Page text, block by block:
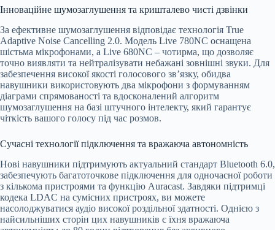
Інноваційне шумозаглушення та кришталево чисті дзвінки
За ефективне шумозаглушення відповідає технологія True
Adaptive Noise Cancelling 2.0. Модель Live 780NC оснащена
шістьма мікрофонами, а Live 680NC – чотирма, що дозволяє
точно виявляти та нейтралізувати небажані зовнішні звуки. Для
забезпечення високої якості голосового зв’язку, обидва
навушники використовують два мікрофони з формуванням
діаграми спрямованості та вдосконалений алгоритм
шумозаглушення на базі штучного інтелекту, який гарантує
чіткість вашого голосу під час розмов.
Сучасні технології підключення та вражаюча автономність
Нові навушники підтримують актуальний стандарт Bluetooth 6.0,
забезпечують багатоточкове підключення для одночасної роботи
з кількома пристроями та функцію Auracast. Завдяки підтримці
кодека LDAC на сумісних пристроях, ви можете
насолоджуватися аудіо високої роздільної здатності. Однією з
найсильніших сторін цих навушників є їхня вражаюча